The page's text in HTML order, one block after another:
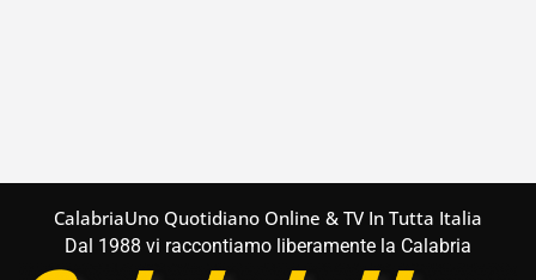
contenuto
CalabriaUno Quotidiano Online & TV In Tutta Italia
Dal 1988 vi raccontiamo liberamente la Calabria